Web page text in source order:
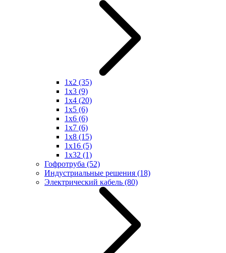
1x2 (35)
1x3 (9)
1x4 (20)
1x5 (6)
1x6 (6)
1x7 (6)
1x8 (15)
1x16 (5)
1x32 (1)
Гофротруба (52)
Индустриальные решения (18)
Электрический кабель (80)